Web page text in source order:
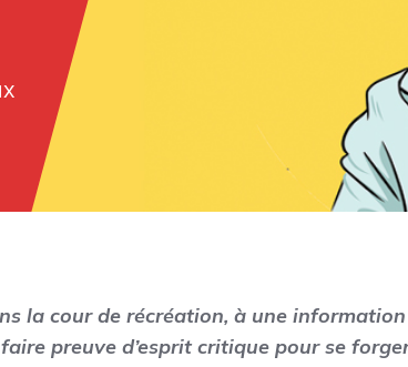
la cour de récréation, à une
preuve d’esprit critique pour se